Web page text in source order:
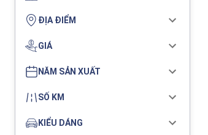
ĐỊA ĐIỂM
GIÁ
NĂM SẢN XUẤT
SỐ KM
KIỂU DÁNG